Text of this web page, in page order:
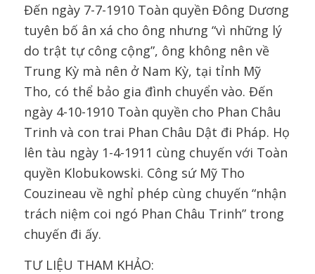
Đến ngày 7-7-1910 Toàn quyền Đông Dương
tuyên bố ân xá cho ông nhưng “vì những lý
do trật tự công cộng”, ông không nên về
Trung Kỳ mà nên ở Nam Kỳ, tại tỉnh Mỹ
Tho, có thể bảo gia đình chuyển vào. Đến
ngày 4-10-1910 Toàn quyền cho Phan Châu
Trinh và con trai Phan Châu Dật đi Pháp. Họ
lên tàu ngày 1-4-1911 cùng chuyến với Toàn
quyền Klobukowski. Công sứ Mỹ Tho
Couzineau về nghỉ phép cùng chuyến “nhận
trách niệm coi ngó Phan Châu Trinh” trong
chuyến đi ấy.
TƯ LIỆU THAM KHẢO: